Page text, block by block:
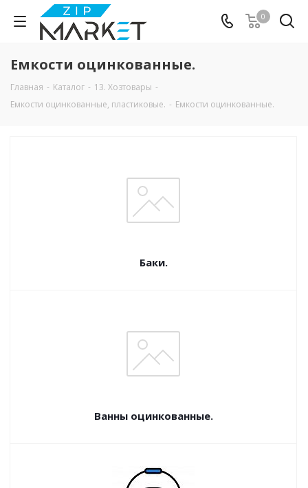
0
Емкости оцинкованные.
Главная - Каталог - 13. Хозтовары -
Емкости оцинкованные, пластиковые. - Емкости оцинкованные.
Баки.
Ванны оцинкованные.